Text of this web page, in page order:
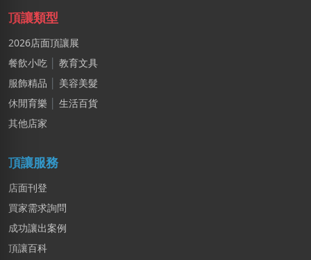
陳X姐
台南市｜預算 10萬元以下
桃園市｜預算 10萬~30萬元
游X諠
彰化縣｜預算 10萬~30萬元
頂讓類型
2026店面頂讓展
餐飲小吃
教育文具
服飾精品
美容美髮
休閒育樂
生活百貨
其他店家
頂讓服務
店面刊登
買家需求詢問
成功讓出案例
頂讓百科